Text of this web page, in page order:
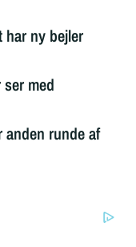
har ny bejler
med
runde af